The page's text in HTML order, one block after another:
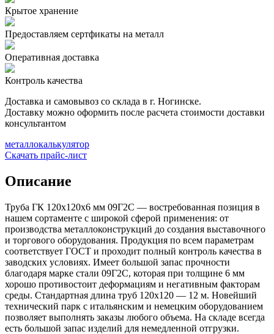
Крытое хранение
Предоставляем сертфикаты на металл
Оперативная доставка
Контроль качества
Доставка и самовывоз со склада в г. Ногинске.
Доставку можно оформить после расчета стоимости доставки
консультантом
металлокалькулятор
Скачать прайс-лист
Описание
Труба ГК 120х120x6 мм 09Г2С — востребованная позиция в
нашем сортаменте с широкой сферой применения: от
производства металлоконструкций до создания выставочного
и торгового оборудования. Продукция по всем параметрам
соответствует ГОСТ и проходит полный контроль качества в
заводских условиях. Имеет большой запас прочности
благодаря марке стали 09Г2С, которая при толщине 6 мм
хорошо противостоит деформациям и негативным факторам
среды. Стандартная длина труб 120х120 — 12 м. Новейший
технический парк с итальянским и немецким оборудованием
позволяет выполнять заказы любого объема. На складе всегда
есть большой запас изделий для немедленной отгрузки.